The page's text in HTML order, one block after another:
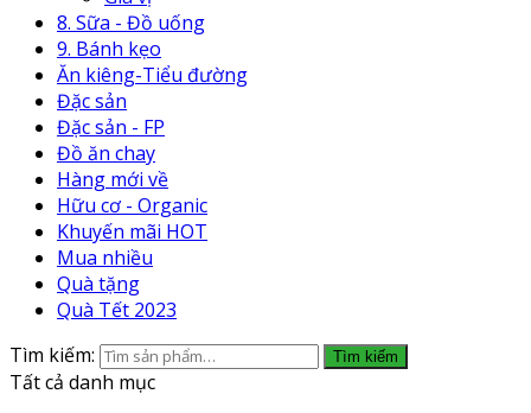
8. Sữa - Đồ uống
9. Bánh kẹo
Ăn kiêng-Tiểu đường
Đặc sản
Đặc sản - FP
Đồ ăn chay
Hàng mới về
Hữu cơ - Organic
Khuyến mãi HOT
Mua nhiều
Quà tặng
Quà Tết 2023
Tìm kiếm:
Tìm kiếm
Tất cả danh mục